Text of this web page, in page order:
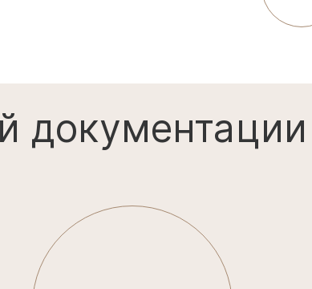
документации